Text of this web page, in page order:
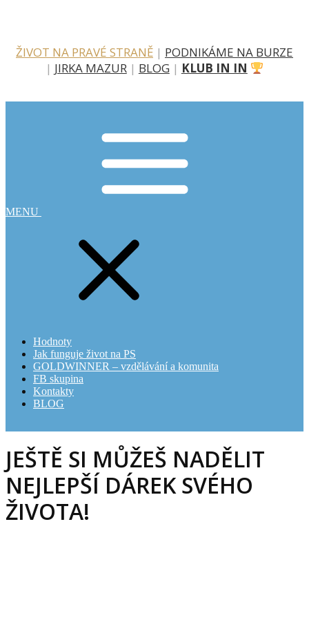
ŽIVOT NA PRAVÉ STRANĚ | PODNIKÁME NA BURZE
| JIRKA MAZUR| BLOG | KLUB IN IN
MENU
Hodnoty
Jak funguje život na PS
GOLDWINNER – vzdělávání a komunita
FB skupina
Kontakty
BLOG
JEŠTĚ SI MŮŽEŠ NADĚLIT
NEJLEPŠÍ DÁREK SVÉHO
ŽIVOTA!